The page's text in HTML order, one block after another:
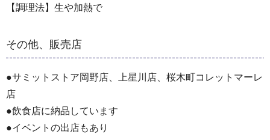
【調理法】生や加熱で
その他、販売店
●サミットストア岡野店、上星川店、桜木町コレットマーレ
店
●飲食店に納品しています
●イベントの出店もあり